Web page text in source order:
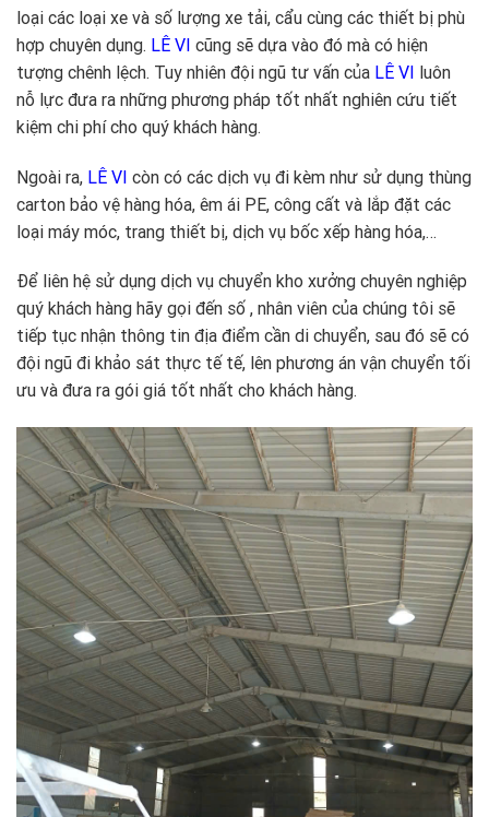
loại các loại xe và số lượng xe tải, cẩu cùng các thiết bị phù
hợp chuyên dụng. LÊ VI cũng sẽ dựa vào đó mà có hiện
tượng chênh lệch. Tuy nhiên đội ngũ tư vấn của LÊ VI luôn
nỗ lực đưa ra những phương pháp tốt nhất nghiên cứu tiết
kiệm chi phí cho quý khách hàng.
Ngoài ra, LÊ VI còn có các dịch vụ đi kèm như sử dụng thùng
carton bảo vệ hàng hóa, êm ái PE, công cất và lắp đặt các
loại máy móc, trang thiết bị, dịch vụ bốc xếp hàng hóa,…
Để liên hệ sử dụng dịch vụ chuyển kho xưởng chuyên nghiệp
quý khách hàng hãy gọi đến số , nhân viên của chúng tôi sẽ
tiếp tục nhận thông tin địa điểm cần di chuyển, sau đó sẽ có
đội ngũ đi khảo sát thực tế tế, lên phương án vận chuyển tối
ưu và đưa ra gói giá tốt nhất cho khách hàng.